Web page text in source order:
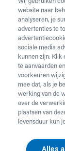
Vul
zorgmateriaal.
weekend
22 22.
Heb jekrukken
huurmateriaal
Opgelet!Je
servicekost.
duurt 2
feestdagen.
website naar
analyseren, je
advertenties te
sociale media
kunnen zijn. Klik
te aanvaarden
voorkeuren
mee dat, als je
werking van de
over de
plaatsen van
levensduur kun